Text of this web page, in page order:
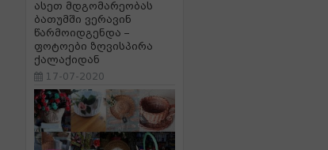
ასეთ მდგომარეობას
ბათუმში ვერავინ
წარმოიდგენდა –
ფოტოები ზღვისპირა
ქალაქიდან
17-07-2020